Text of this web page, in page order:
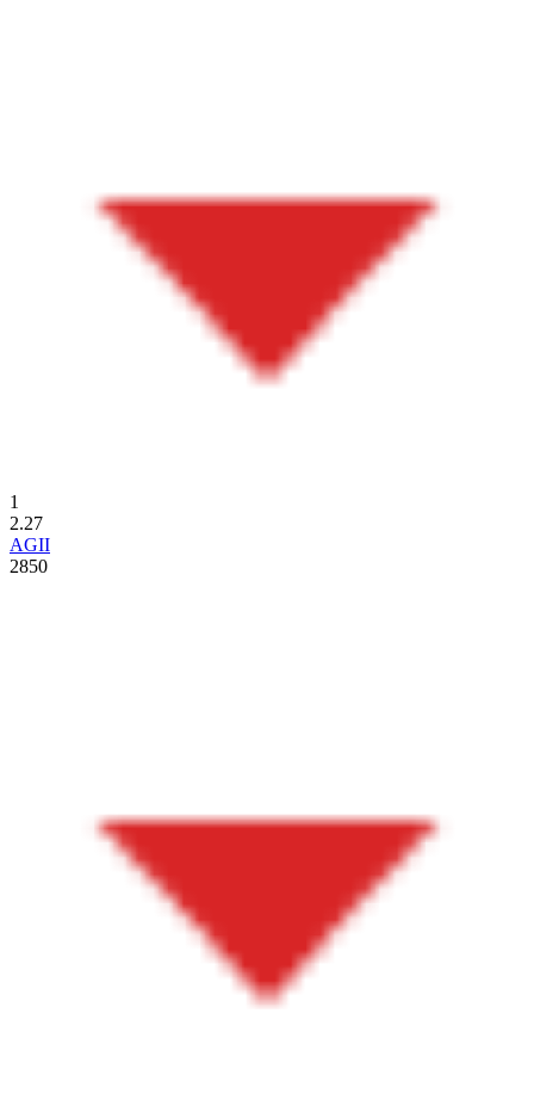
1
2.27
AGII
2850